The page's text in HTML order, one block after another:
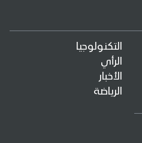
التكنولوجيا
الرأي
الأخبار
الرياضة